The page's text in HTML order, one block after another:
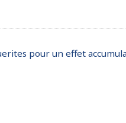
pour un effet